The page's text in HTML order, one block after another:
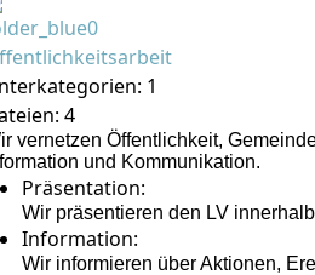
1
4
vernetzen Öffentlichkeit,
und Kommunikation.
Präsentation:
Wir präsentieren den LV
Information:
Wir informieren über Aktionen,